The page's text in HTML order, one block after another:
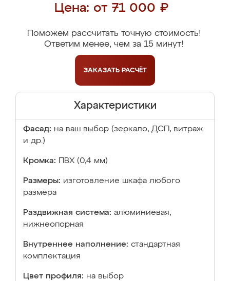
Цена: от 71 000 ₽
Поможем рассчитать точную стоимость!
Ответим менее, чем за 15 минут!
ЗАКАЗАТЬ РАСЧЁТ
Характеристики
Фасад: на ваш выбор (зеркало, ДСП, витраж
и др.)
Кромка: ПВХ (0,4 мм)
Размеры: изготовление шкафа любого
размера
Раздвижная система: алюминиевая,
нижнеопорная
Внутреннее наполнение: стандартная
комплектация
Цвет профиля: на выбор